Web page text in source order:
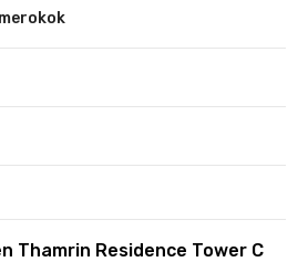
Thamrin Residence Tower C